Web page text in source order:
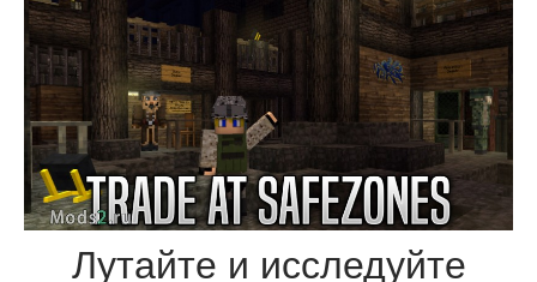
Лутайте и исследуйте